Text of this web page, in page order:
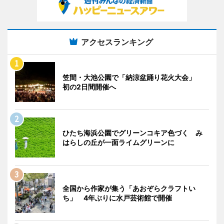
アクセスランキング
笠間・大池公園で「納涼盆踊り花火大会」
初の2日間開催へ
ひたち海浜公園でグリーンコキア色づく み
はらしの丘が一面ライムグリーンに
全国から作家が集う「あおぞらクラフトい
ち」 4年ぶりに水戸芸術館で開催